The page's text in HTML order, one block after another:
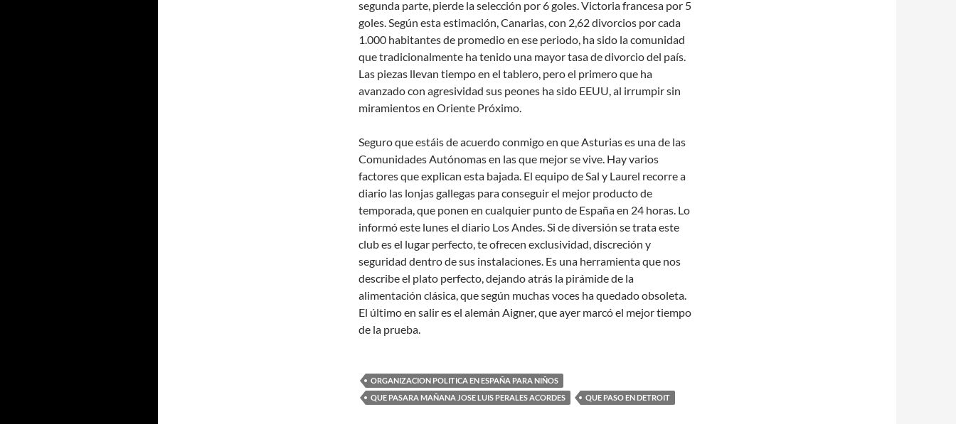
segunda parte, pierde la selección por 6 goles. Victoria francesa por 5
goles. Según esta estimación, Canarias, con 2,62 divorcios por cada
1.000 habitantes de promedio en ese periodo, ha sido la comunidad
que tradicionalmente ha tenido una mayor tasa de divorcio del país.
Las piezas llevan tiempo en el tablero, pero el primero que ha
avanzado con agresividad sus peones ha sido EEUU, al irrumpir sin
miramientos en Oriente Próximo.
Seguro que estáis de acuerdo conmigo en que Asturias es una de las
Comunidades Autónomas en las que mejor se vive. Hay varios
factores que explican esta bajada. El equipo de Sal y Laurel recorre a
diario las lonjas gallegas para conseguir el mejor producto de
temporada, que ponen en cualquier punto de España en 24 horas. Lo
informó este lunes el diario Los Andes. Si de diversión se trata este
club es el lugar perfecto, te ofrecen exclusividad, discreción y
seguridad dentro de sus instalaciones. Es una herramienta que nos
describe el plato perfecto, dejando atrás la pirámide de la
alimentación clásica, que según muchas voces ha quedado obsoleta.
El último en salir es el alemán Aigner, que ayer marcó el mejor tiempo
de la prueba.
ORGANIZACION POLITICA EN ESPAÑA PARA NIÑOS
QUE PASARA MAÑANA JOSE LUIS PERALES ACORDES
QUE PASO EN DETROIT